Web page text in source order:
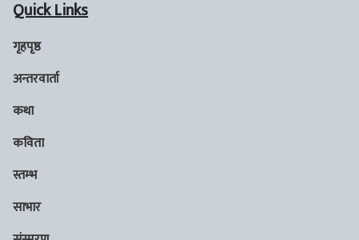
Quick Links
गृहपृष्ठ
अन्तरवार्ता
कथा
कविता
स्तम्भ
साभार